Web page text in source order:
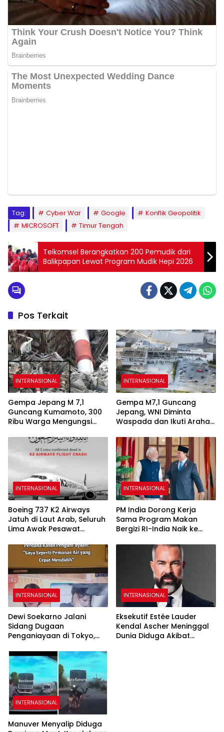
Tag: Cyber War Google
Konflik Geopolitik
MICROSOFT
Timur Tengah
Telkomsel Berangkatkan 200 Pemudik dari
Balikpapan Lewat Program Mudik Hepi 2026
Pos Terkait
INTERNASIONAL
Gempa Jepang M 7,1
Guncang Kumamoto, 300
Ribu Warga Mengungsi
INTERNASIONAL
Gempa M7,1 Guncang
Jepang, WNI Diminta
Waspada dan Ikuti Arahan
INTERNASIONAL
Boeing 737 K2 Airways
Jatuh di Laut Arab, Seluruh
Lima Awak Pesawat
INTERNASIONAL
PM India Dorong Kerja
Sama Program Makan
Bergizi RI-India Naik ke
INTERNASIONAL
Dewi Soekarno Jalani
Sidang Dugaan
Penganiayaan di Tokyo,
Emosi
INTERNASIONAL
Eksekutif Estée Lauder
Kendal Ascher Meninggal
Dunia Diduga Akibat
INTERNASIONAL
Manuver Menyalip Diduga